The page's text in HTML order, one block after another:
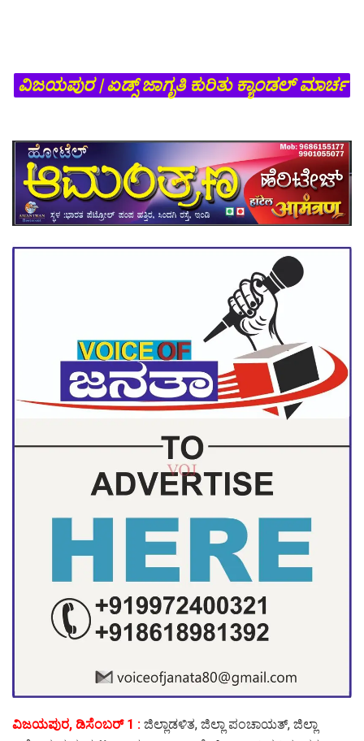
ವಿಜಯಪುರ | ಏಡ್ಸ್ ಜಾಗೃತಿ ಕುರಿತು ಕ್ಯಾಂಡಲ್ ಮಾರ್ಚ
ವಿಜಯಪುರ, ಡಿಸೆಂಬರ್ 1 : ಜಿಲ್ಲಾಡಳಿತ, ಜಿಲ್ಲಾ ಪಂಚಾಯತ್, ಜಿಲ್ಲಾ